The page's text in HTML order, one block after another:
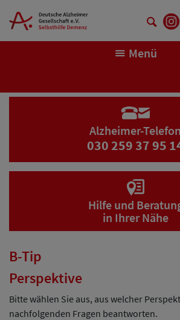
Menü
Alzheimer-Telefon
030 259 37 95
Hilfe und
in Ihrer Nähe
B-Tip
Perspektive
Bitte wählen Sie aus, aus welcher
nachfolgenden Fragen beantworten.